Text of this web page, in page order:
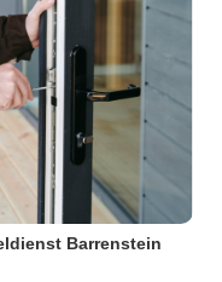
Barrenstein